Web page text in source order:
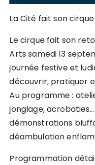
La Cité fait son
Le cirque fait son
Arts samedi 13
journée festive et
découvrir, pratiquer
Au programme :
jonglage,
démonstrations
déambulation
Programmation